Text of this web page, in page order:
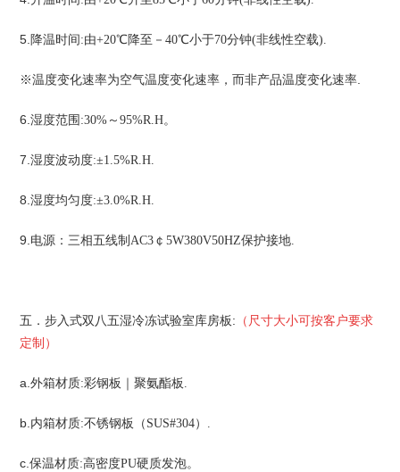
5. 降温时间:由+20℃降至－40℃小于70分钟(非线性空载).
※温度变化速率为空气温度变化速率， 而非产品温度变化速率.
6. 湿度范围:30%～95%R.H。
7. 湿度波动度:±1.5%R.H.
8. 湿度均匀度:±3.0%R.H.
9. 电源：三相五线制AC3￠5W380V50HZ保护接地.
五．步入式双八五湿冷冻试验室库房板 : （尺寸大小可按客户要求
定制）
a. 外箱材质:彩钢板｜聚氨酯板.
b. 内箱材质:不锈钢板（SUS#304）.
c. 保温材质:高密度PU硬质发泡。